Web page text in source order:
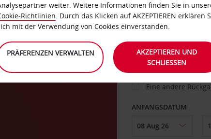
FAHRZEUG
ABHOLEN VON
Eine andere
ANFANGSDATUM
weiter. Weitere Informationen finden Sie in
Richtlinien. Durch das Klicken auf AKZEPTIEREN erklären
mit der Verwendung von Cookies einverstanden.
PRÄFERENZEN VERWALTEN
AKZEPTIEREN UND
SCHLIESSEN